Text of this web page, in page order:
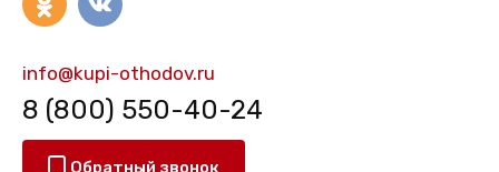
info@kupi-othodov.ru
8 (800) 550-40-24
Обратный звонок